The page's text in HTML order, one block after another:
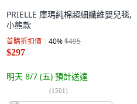
PRIELLE 庫瑪純棉超細纖維嬰兒毯,
小熊款
首購折扣價 40%$495
$297
明天 8/7 (五) 預計送達
(1501)